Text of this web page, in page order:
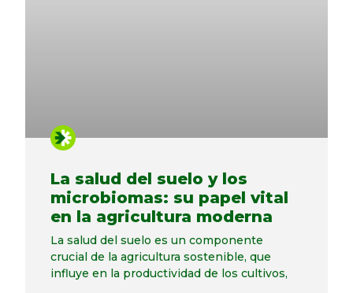
La salud del suelo y los
microbiomas: su papel vital
en la agricultura moderna
La salud del suelo es un componente
crucial de la agricultura sostenible, que
influye en la productividad de los cultivos,